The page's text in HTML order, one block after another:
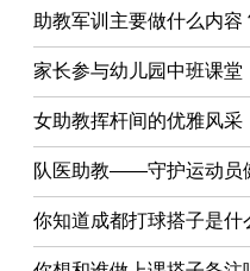
助教军训主要做什么内容
家长参与幼儿园中班课堂
女助教挥杆间的优雅风采
队医助教——守护运动员
你知道成都打球搭子是什